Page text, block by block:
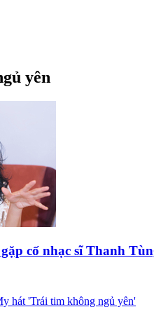
yên
cố nhạc sĩ Thanh